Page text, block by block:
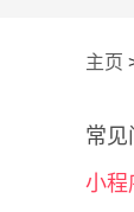
主页
常见
小程